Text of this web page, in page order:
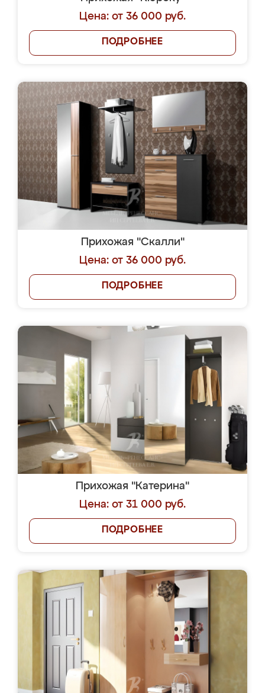
Цена: от 36 000 руб.
ПОДРОБНЕЕ
Прихожая "Скалли"
Цена: от 36 000 руб.
ПОДРОБНЕЕ
Прихожая "Катерина"
Цена: от 31 000 руб.
ПОДРОБНЕЕ